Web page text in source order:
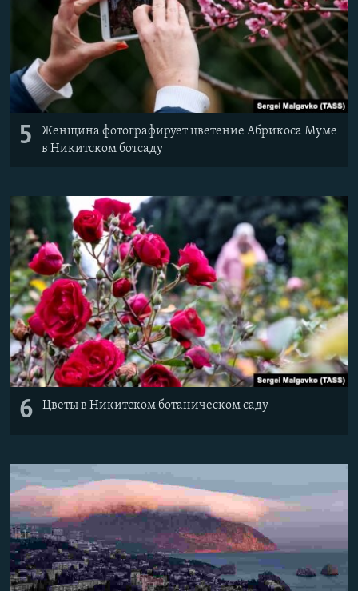
5
Женщина фотографирует цветение Абрикоса Муме
в Никитском ботсаду
6 Цветы в Никитском ботаническом саду